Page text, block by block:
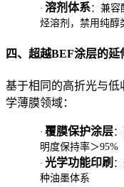
· 溶剂体系：兼容
烃溶剂，禁用纯醇
四、超越BEF涂层的延
基于相同的高折光与低
学薄膜领域：
· 覆膜保护涂层
明度保持率＞95%
· 光学功能印刷
种油墨体系